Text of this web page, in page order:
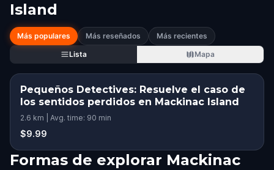
Island
Más populares Más reseñados
Más recientes
Lista
Mapa
Pequeños Detectives: Resuelve el caso de
los sentidos perdidos en Mackinac Island
2.6 km | Avg. time: 90 min
$9.99
Formas de explorar Mackinac